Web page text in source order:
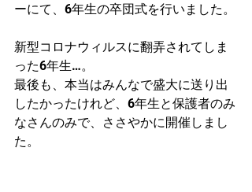
ーにて、6年生の卒団式を行いました。
新型コロナウィルスに翻弄されてしま
った6年生…。
最後も、本当はみんなで盛大に送り出
したかったけれど、6年生と保護者のみ
なさんのみで、ささやかに開催しまし
た。